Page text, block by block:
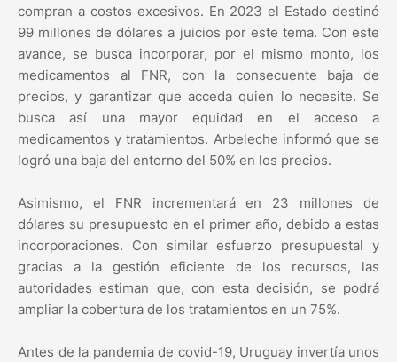
compran a costos excesivos. En 2023 el Estado destinó
99 millones de dólares a juicios por este tema. Con este
avance, se busca incorporar, por el mismo monto, los
medicamentos al FNR, con la consecuente baja de
precios, y garantizar que acceda quien lo necesite. Se
busca así una mayor equidad en el acceso a
medicamentos y tratamientos. Arbeleche informó que se
logró una baja del entorno del 50% en los precios.
Asimismo, el FNR incrementará en 23 millones de
dólares su presupuesto en el primer año, debido a estas
incorporaciones. Con similar esfuerzo presupuestal y
gracias a la gestión eficiente de los recursos, las
autoridades estiman que, con esta decisión, se podrá
ampliar la cobertura de los tratamientos en un 75%.
Antes de la pandemia de covid-19, Uruguay invertía unos